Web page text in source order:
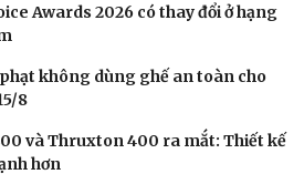
Giải trí
Thời trang
Awards 2026 có thay đổi ở hạng
không dùng ghế an toàn cho
8
và Thruxton 400 ra mắt: Thiết kế
hơn